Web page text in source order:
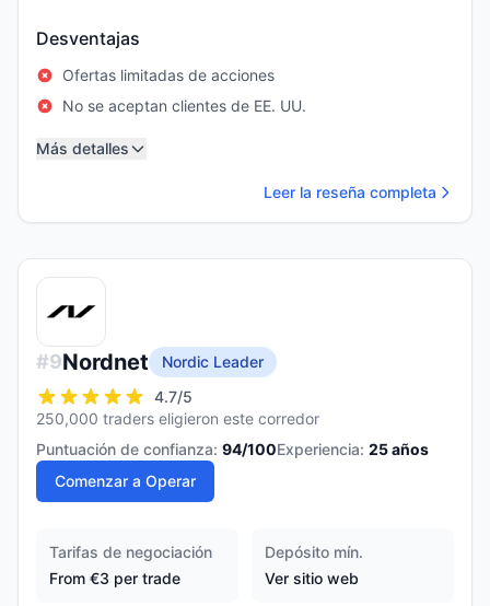
Desventajas
Ofertas limitadas de acciones
No se aceptan clientes de EE. UU.
Más detalles
Leer la reseña completa
#9Nordnet
Nordic Leader
4.7/5
250,000 traders eligieron este corredor
Puntuación de confianza: 94/100Experiencia: 25años
Comenzar a Operar
Tarifas de negociación
From €3 per trade
Depósito mín.
Ver sitio web